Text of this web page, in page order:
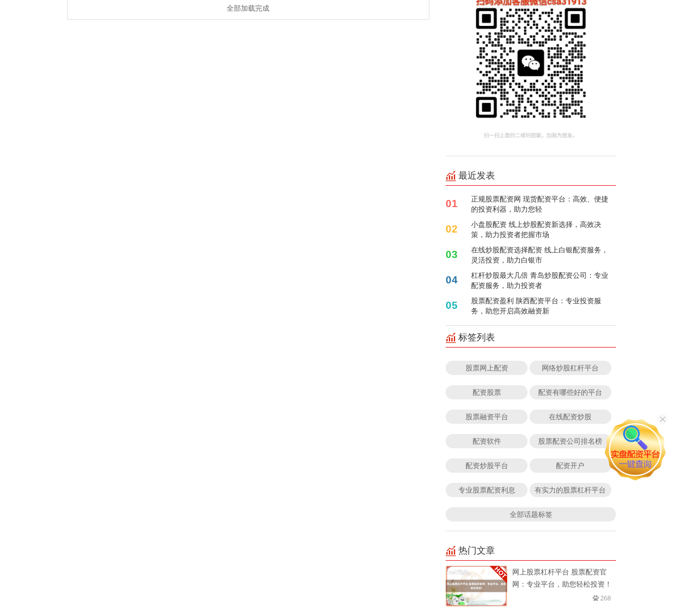
全部加载完成
最近发表
01
正规股票配资网 现货配资平台：高效、便捷
的投资利器，助力您轻
02
小盘股配资 线上炒股配资新选择，高效决
策，助力投资者把握市场
03
在线炒股配资选择配资 线上白银配资服务，
灵活投资，助力白银市
04
杠杆炒股最大几倍 青岛炒股配资公司：专业
配资服务，助力投资者
05
股票配资盈利 陕西配资平台：专业投资服
务，助您开启高效融资新
标签列表
股票网上配资 网络炒股杠杆平台
配资股票 配资有哪些好的平台
股票融资平台 在线配资炒股
配资软件 股票配资公司排名榜
配资炒股平台 配资开户
专业股票配资利息 有实力的股票杠杆平台
全部话题标签
热门文章
网上股票杠杆平台 股票配资官
网：专业平台，助您轻松投资！
268